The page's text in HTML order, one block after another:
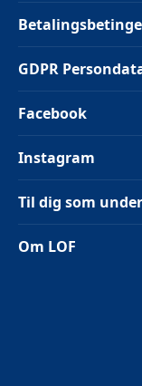
GDPR
Facebook
Instagram
Til dig som
Om LOF